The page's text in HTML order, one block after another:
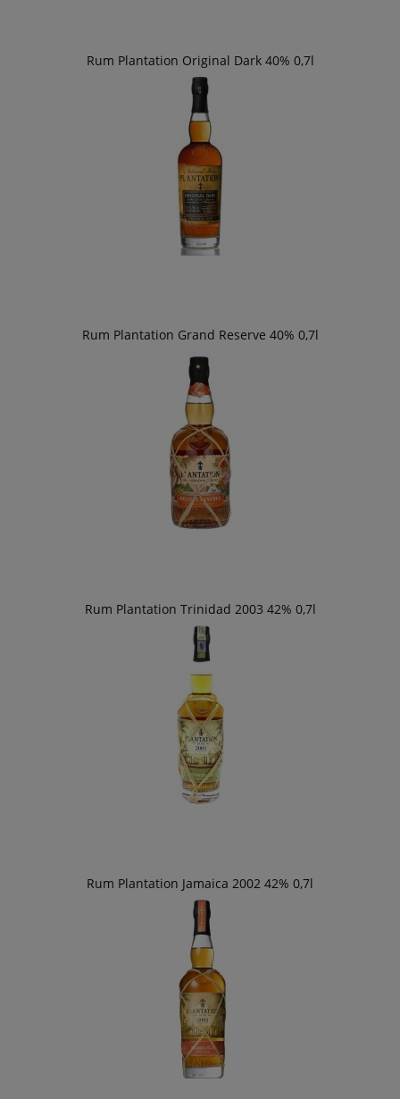
Rum Plantation Original Dark 40% 0,7l
Rum Plantation Grand Reserve 40% 0,7l
Rum Plantation Trinidad 2003 42% 0,7l
Rum Plantation Jamaica 2002 42% 0,7l